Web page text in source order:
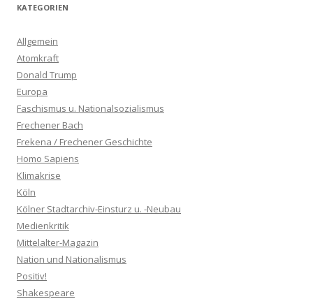
KATEGORIEN
Allgemein
Atomkraft
Donald Trump
Europa
Faschismus u. Nationalsozialismus
Frechener Bach
Frekena / Frechener Geschichte
Homo Sapiens
Klimakrise
Köln
Kölner Stadtarchiv-Einsturz u. -Neubau
Medienkritik
Mittelalter-Magazin
Nation und Nationalismus
Positiv!
Shakespeare